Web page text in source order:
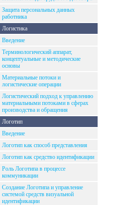
Защита персональных данных
работника
Логистика
Введение
Терминологический аппарат,
концептуальные и методические
основы
Материальные потоки и
логистические операции
Логистический подход к управлению
материальными потоками в сферах
производства и обращения
Логотип
Введение
Логотип как способ представления
Логотип как средство идентификации
Роль Логотипа в процессе
коммуникации
Создание Логотипа и управление
системой средств визуальной
идентификации